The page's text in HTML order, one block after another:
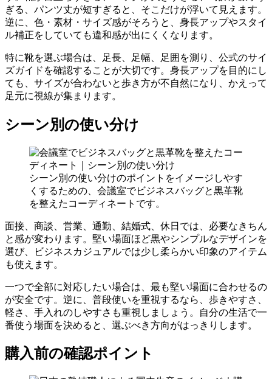
ぎる、パンツ丈が短すぎると、そこだけが浮いて見えます。
逆に、色・素材・サイズ感がそろうと、身長アップやスタイ
ル補正をしていても違和感が出にくくなります。
特に靴を選ぶ場合は、足長、足幅、足囲を測り、公式のサイ
ズガイドを確認することが大切です。身長アップを目的にし
ても、サイズが合わないと歩き方が不自然になり、かえって
足元に視線が集まります。
シーン別の使い分け
シーン別の使い分けのポイントをイメージしやす
くするための、会議室でビジネスバッグと黒革靴
を整えたコーディネートです。
面接、商談、営業、通勤、結婚式、休日では、必要なきちん
と感が変わります。堅い場面ほど黒やシンプルなデザインを
選び、ビジネスカジュアルでは少し柔らかい印象のアイテム
も使えます。
一つで全部に対応したい場合は、最も堅い場面に合わせるの
が安全です。逆に、普段使いを重視するなら、歩きやすさ、
軽さ、手入れのしやすさも重視しましょう。自分の生活で一
番使う場面を決めると、選ぶべき方向がはっきりします。
購入前の確認ポイント